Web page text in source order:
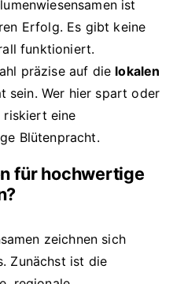
ist
Erfolg. Es gibt keine
funktioniert.
präzise auf die lokalen
sein. Wer hier spart oder
riskiert eine
Blütenpracht.
für hochwertige
zeichnen sich
Zunächst ist die